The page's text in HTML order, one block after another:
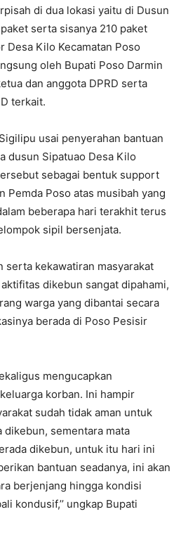
di dua lokasi yaitu di Dusun
serta sisanya 210 paket
Desa Kilo Kecamatan Poso
oleh Bupati Poso Darmin
dan anggota DPRD serta
terkait.
usai penyerahan bantuan
dusun Sipatuao Desa Kilo
sebagai bentuk support
Pemda Poso atas musibah yang
beberapa hari terakhit terus
sipil bersenjata.
serta kekawatiran masyarakat
dikebun sangat dipahami,
warga yang dibantai secara
berada di Poso Pesisir
mengucapkan
korban. Ini hampir
sudah tidak aman untuk
sementara mata
dikebun, untuk itu hari ini
bantuan seadanya, ini akan
berjenjang hingga kondisi
kondusif,’’ ungkap Bupati